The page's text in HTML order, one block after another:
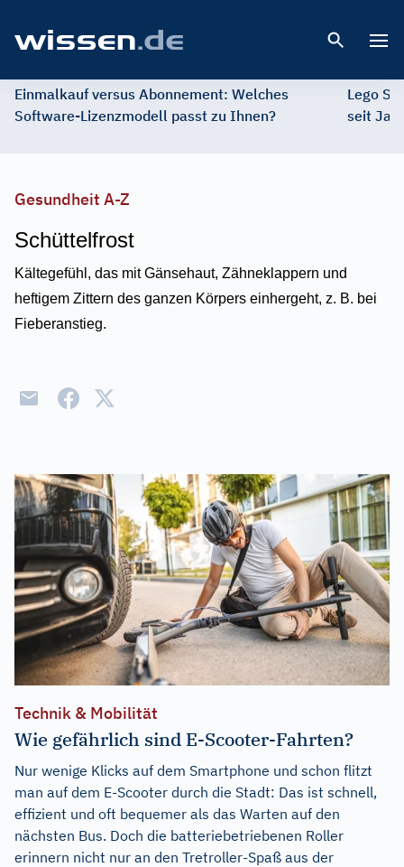
Einmalkauf versus Abonnement: Welches
Software-Lizenzmodell passt zu Ihnen?
Lego
seit
Gesundheit A-Z
Schüttelfrost
Kältegefühl, das mit Gänsehaut, Zähneklappern und
heftigem Zittern des ganzen Körpers einhergeht, z. B. bei
Fieberanstieg.
Technik & Mobilität
Wie gefährlich sind E-Scooter-Fahrten?
Nur wenige Klicks auf dem Smartphone und schon flitzt
man auf dem E-Scooter durch die Stadt: Das ist schnell,
effizient und oft bequemer als das Warten auf den
nächsten Bus. Doch die batteriebetriebenen Roller
erinnern nicht nur an den Tretroller-Spaß aus der